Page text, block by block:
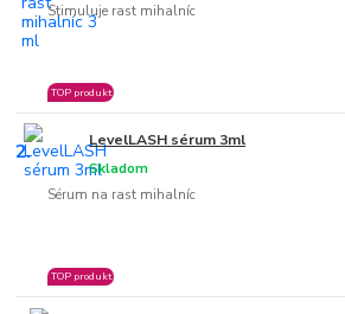
Stimuluje rast mihalníc
TOP produkt
2. LevelLASH sérum 3ml
Sérum na rast mihalníc
Skladom
TOP produkt